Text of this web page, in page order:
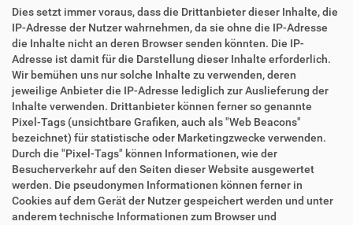
Dies setzt immer voraus, dass die Drittanbieter dieser Inhalte, die
IP-Adresse der Nutzer wahrnehmen, da sie ohne die IP-Adresse
die Inhalte nicht an deren Browser senden könnten. Die IP-
Adresse ist damit für die Darstellung dieser Inhalte erforderlich.
Wir bemühen uns nur solche Inhalte zu verwenden, deren
jeweilige Anbieter die IP-Adresse lediglich zur Auslieferung der
Inhalte verwenden. Drittanbieter können ferner so genannte
Pixel-Tags (unsichtbare Grafiken, auch als "Web Beacons"
bezeichnet) für statistische oder Marketingzwecke verwenden.
Durch die "Pixel-Tags" können Informationen, wie der
Besucherverkehr auf den Seiten dieser Website ausgewertet
werden. Die pseudonymen Informationen können ferner in
Cookies auf dem Gerät der Nutzer gespeichert werden und unter
anderem technische Informationen zum Browser und